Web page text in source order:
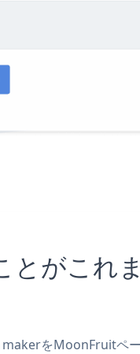
がこれ
をMoonFruitペ